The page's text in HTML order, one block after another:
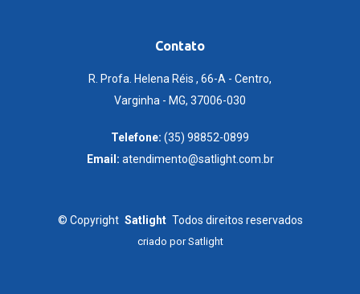
Contato
R. Profa. Helena Réis , 66-A - Centro,
Varginha - MG, 37006-030
Telefone: (35) 98852-0899
Email: atendimento@satlight.com.br
© Copyright Satlight Todos direitos reservados
criado porSatlight